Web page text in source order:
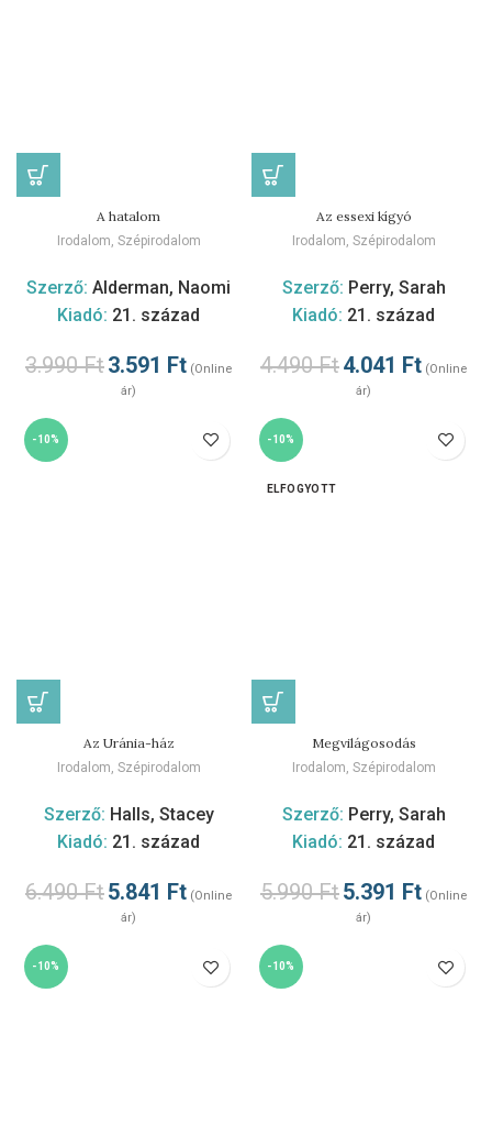
A hatalom
Irodalom, Szépirodalom
Szerző: Alderman, Naomi
Kiadó: 21. század
3.990Ft3.591 Ft (Online
ár)
Az essexi kígyó
Irodalom, Szépirodalom
Szerző: Perry, Sarah
Kiadó: 21. század
4.490Ft4.041 Ft (Online
ár)
-10%
Az Uránia-ház
Irodalom, Szépirodalom
Szerző: Halls, Stacey
Kiadó: 21. század
6.490Ft5.841 Ft (Online
ár)
-10%
ELFOGYOTT
Megvilágosodás
Irodalom, Szépirodalom
Szerző: Perry, Sarah
Kiadó: 21. század
5.990Ft5.391 Ft (Online
ár)
-10% -10%